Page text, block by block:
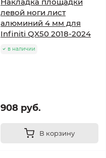
левой ноги лист
алюминий 4 мм для
Infiniti QX50 2018-2024
в наличии
908 руб.
В корзину